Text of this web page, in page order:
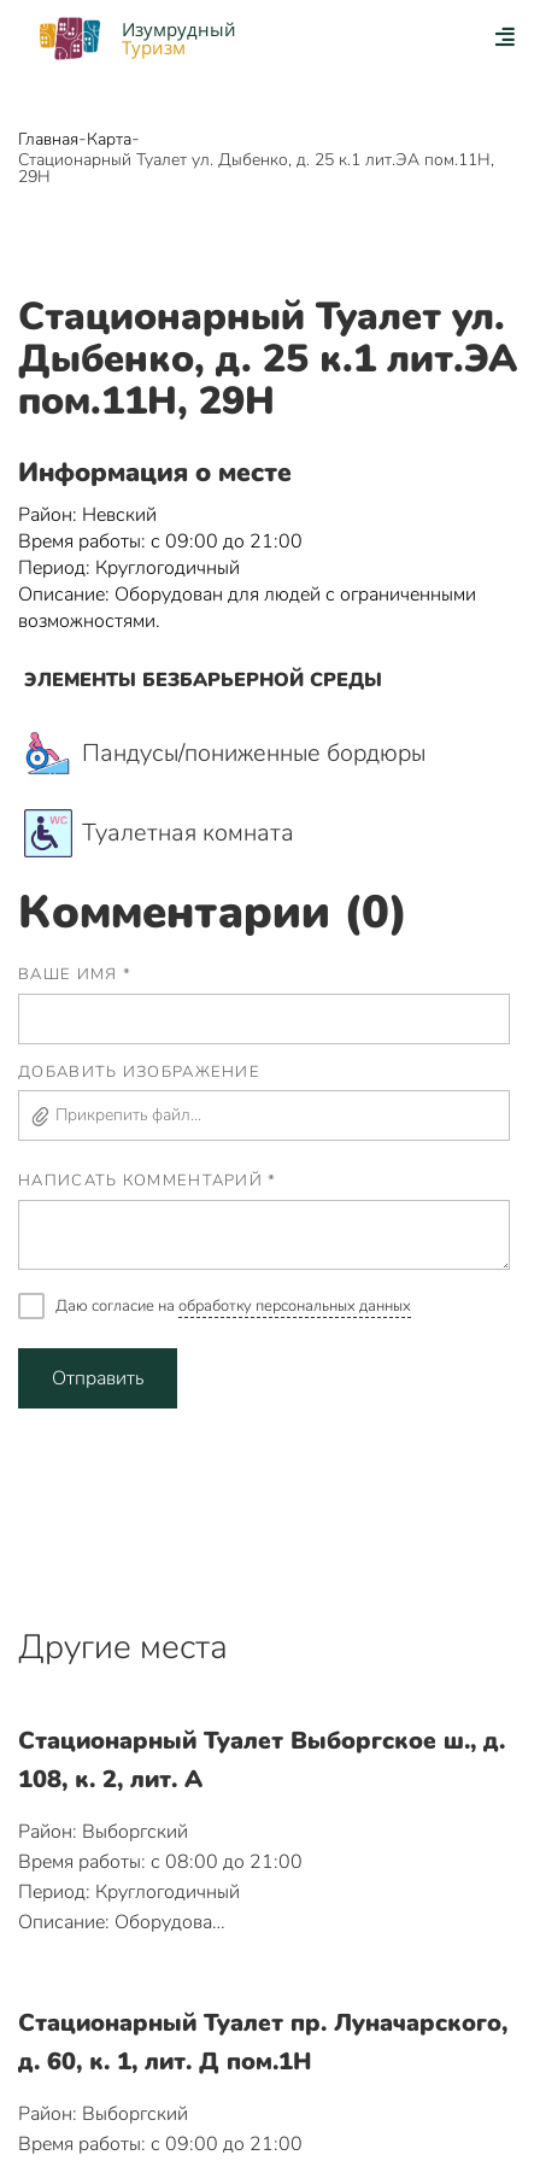
Изумрудный
Туризм
Главная-Карта-
Стационарный Туалет ул. Дыбенко, д. 25 к.1 лит.ЭА пом.11Н,
29Н
Стационарный Туалет ул.
Дыбенко, д. 25 к.1 лит.ЭА
пом.11Н, 29Н
Информация о месте
Район: Невский
Время работы: с 09:00 до 21:00
Период: Круглогодичный
Описание: Оборудован для людей с ограниченными
возможностями.
ЭЛЕМЕНТЫ БЕЗБАРЬЕРНОЙ СРЕДЫ
Пандусы/пониженные бордюры
Туалетная комната
Комментарии (0)
ВАШЕ ИМЯ *
ДОБАВИТЬ ИЗОБРАЖЕНИЕ
Прикрепить файл...
НАПИСАТЬ КОММЕНТАРИЙ *
Даю согласие на обработку персональных данных
Отправить
Другие места
Стационарный Туалет Выборгское ш., д.
108, к. 2, лит. А
Район: Выборгский
Время работы: с 08:00 до 21:00
Период: Круглогодичный
Описание: Оборудова…
Стационарный Туалет пр. Луначарского,
д. 60, к. 1, лит. Д пом.1Н
Район: Выборгский
Время работы: с 09:00 до 21:00